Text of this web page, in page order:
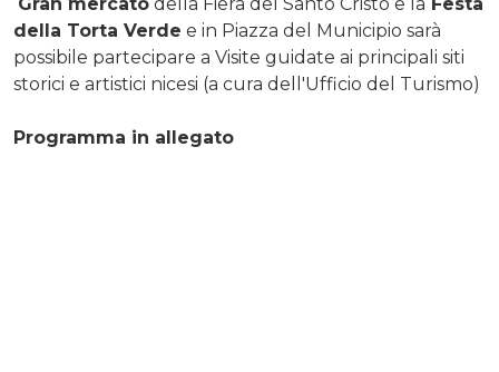
della Torta Verde e in Piazza del Municipio sarà
possibile partecipare a Visite guidate ai principali siti
storici e artistici nicesi (a cura dell'Ufficio del Turismo)
Programma in allegato